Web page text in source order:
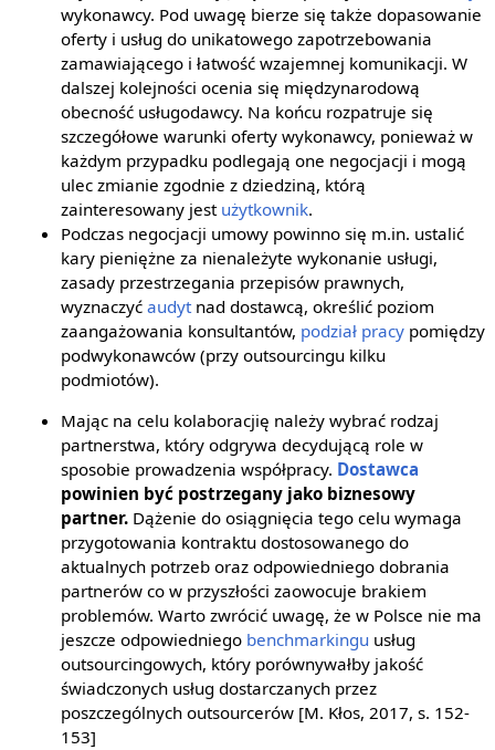
wykonawcy. Pod uwagę bierze się także dopasowanie
oferty i usług do unikatowego zapotrzebowania
zamawiającego i łatwość wzajemnej komunikacji. W
dalszej kolejności ocenia się międzynarodową
obecność usługodawcy. Na końcu rozpatruje się
szczegółowe warunki oferty wykonawcy, ponieważ w
każdym przypadku podlegają one negocjacji i mogą
ulec zmianie zgodnie z dziedziną, którą
zainteresowany jest użytkownik.
Podczas negocjacji umowy powinno się m.in. ustalić
kary pieniężne za nienależyte wykonanie usługi,
zasady przestrzegania przepisów prawnych,
wyznaczyćaudyt nad dostawcą, określić poziom
zaangażowania konsultantów, podział pracy pomiędzy
podwykonawców (przy outsourcingu kilku
podmiotów).
Mając na celu kolaboracjię należy wybrać rodzaj
partnerstwa, który odgrywa decydującą role w
sposobie prowadzenia współpracy. Dostawca
powinien być postrzegany jako biznesowy
partner. Dążenie do osiągnięcia tego celu wymaga
przygotowania kontraktu dostosowanego do
aktualnych potrzeb oraz odpowiedniego dobrania
partnerów co w przyszłości zaowocuje brakiem
problemów. Warto zwrócić uwagę, że w Polsce nie ma
jeszcze odpowiedniego benchmarkingu usług
outsourcingowych, który porównywałby jakość
świadczonych usług dostarczanych przez
poszczególnych outsourcerów [M. Kłos, 2017, s. 152-
153]